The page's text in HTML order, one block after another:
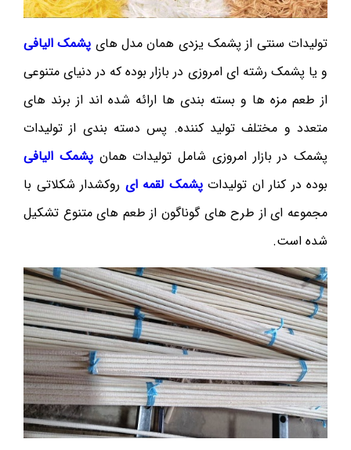
تولیدات سنتی از پشمک یزدی همان مدل های پشمک الیافی
و یا پشمک رشته ای امروزی در بازار بوده که در دنیای متنوعی
از طعم مزه ها و بسته بندی ها ارائه شده اند از برند های
متعدد و مختلف تولید کننده. پس دسته بندی از تولیدات
پشمک در بازار امروزی شامل تولیدات همانپشمک الیافی
بوده در کنار ان تولیداتپشمک لقمه ای روکشدار شکلاتی با
مجموعه ای از طرح های گوناگون از طعم های متنوع تشکیل
شده است.